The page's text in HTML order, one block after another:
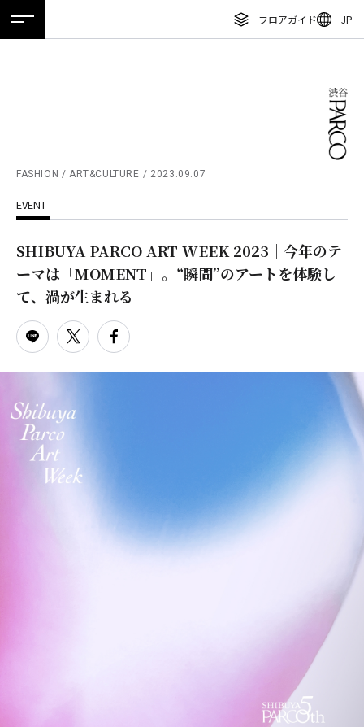
フロアガイド JP
ホーム 特集 ニュース イベント アクセス
ニュース
特集
TAX FREE
DELIVERY SERVICES
リクルート
ENGLISH
ภาษาไทย
日本語
FASHION / ART&CULTURE 2023.09.07
EVENT
SHIBUYA PARCO ART WEEK 2023｜今年のテ
ーマは「MOMENT」。“瞬間”のアートを体験し
て、渦が生まれる